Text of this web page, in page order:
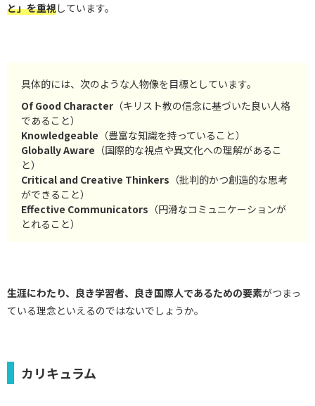
と」を重視しています。
具体的には、次のような人物像を目標としています。
Of Good Character （キリスト教の信念に基づいた良い人格
であること）
Knowledgeable （豊富な知識を持っていること）
Globally Aware （国際的な視点や異文化への理解があるこ
と）
Critical and Creative Thinkers （批判的かつ創造的な思考
ができること）
Effective Communicators （円滑なコミュニケーションが
とれること）
生涯にわたり、良き学習者、良き国際人であるための要素がつまっ
ている理念といえるのではないでしょうか。
カリキュラム